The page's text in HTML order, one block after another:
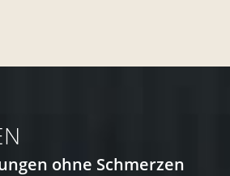
ohne Schmerzen